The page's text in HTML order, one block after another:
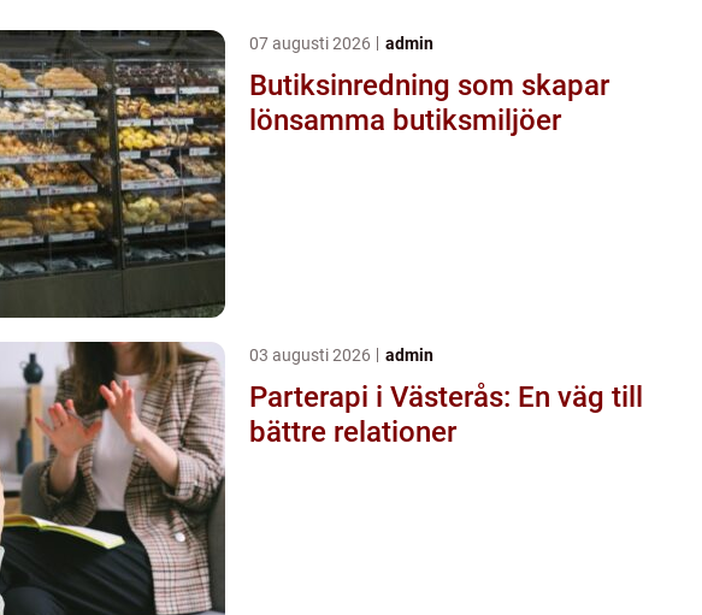
07 augusti 2026 admin
Butiksinredning som skapar
lönsamma butiksmiljöer
03 augusti 2026 admin
Parterapi i Västerås: En väg till
bättre relationer